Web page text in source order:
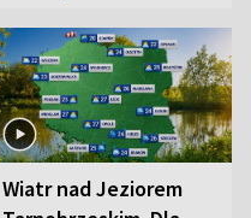
Wiatr nad Jeziorem